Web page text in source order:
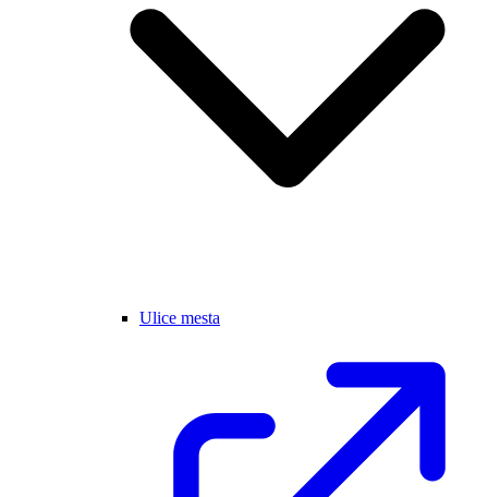
Ulice mesta